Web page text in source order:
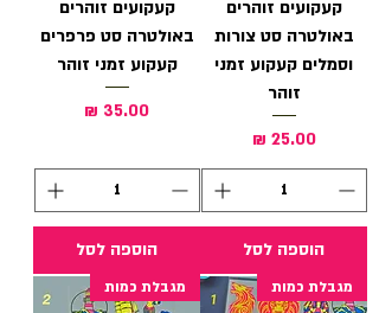
קעקועים זוהרים
באולטרה סט צורות
וסמלים קעקוע זמני
זוהר
מחיר‏25.00 ‏₪
הוספה לסל
קעקועים זוהרים
באולטרה סט פרפרים
קעקוע זמני זוהר
מחיר
הוספה לסל
מגבלת כמות מגבלת כמות